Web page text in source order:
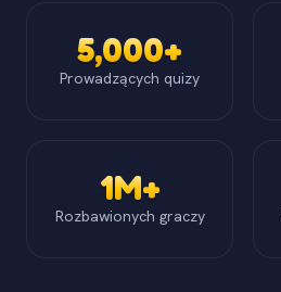
5,000+
Prowadzących quizy
1M+
Rozbawionych graczy